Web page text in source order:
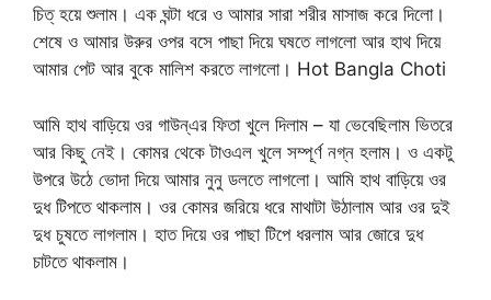
চিত্ হয়ে শুলাম। এক ঘন্টা ধরে ও আমার সারা শরীর মাসাজ করে দিলো।
শেষে ও আমার উরুর ওপর বসে পাছা দিয়ে ঘষতে লাগলো আর হাথ দিয়ে
আমার পেট আর বুকে মালিশ করতে লাগলো। Hot Bangla Choti
আমি হাথ বাড়িয়ে ওর গাউন্এর ফিতা খুলে দিলাম – যা ভেবেছিলাম ভিতরে
আর কিছু নেই। কোমর থেকে টাওএল খুলে সম্পূর্ণ নগ্ন হলাম। ও একটু
উপরে উঠে ভোদা দিয়ে আমার নুনু ডলতে লাগলো। আমি হাথ বাড়িয়ে ওর
দুধ টিপতে থাকলাম। ওর কোমর জরিয়ে ধরে মাথাটা উঠালাম আর ওর দুই
দুধ চুষতে লাগলাম। হাত দিয়ে ওর পাছা টিপে ধরলাম আর জোরে দুধ
চাটতে থাকলাম।